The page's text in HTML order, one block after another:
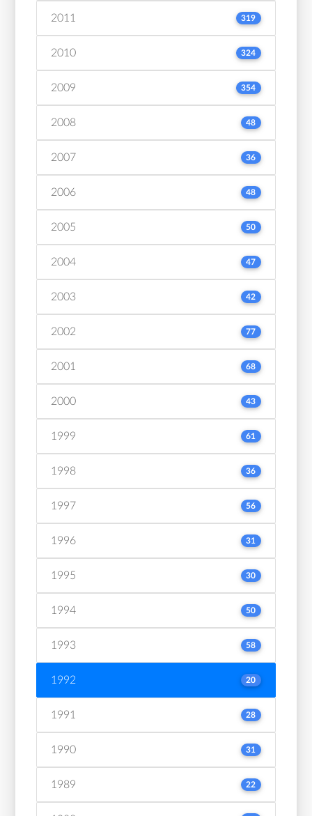
2011 319
2010 324
2009 354
2008 48
2007 36
2006 48
2005 50
2004 47
2003 42
2002 77
2001 68
2000 43
1999 61
1998 36
1997 56
1996 31
1995 30
1994 50
1993 58
1992 20
1991 28
1990 31
1989 22